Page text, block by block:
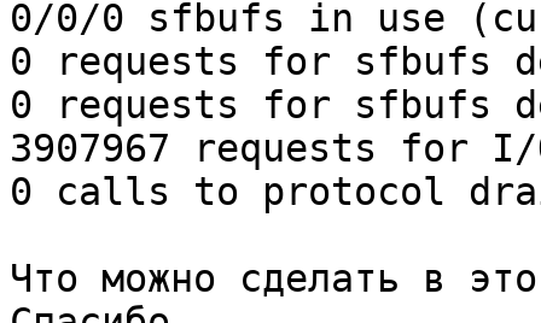
0/0/0 sfbufs in use
0 requests for sfbufs
0 requests for sfbufs
3907967 requests for
0 calls to protocol
Что можно сделать в